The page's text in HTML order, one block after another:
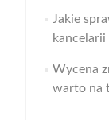
Jakie
Wycena
warto na